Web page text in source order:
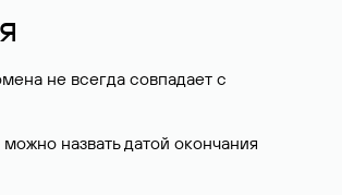
не всегда совпадает с
назвать датой окончания